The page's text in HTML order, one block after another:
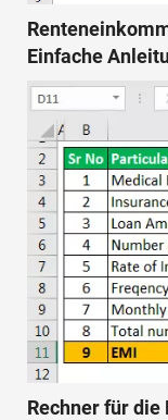
Einfache
Rechner für